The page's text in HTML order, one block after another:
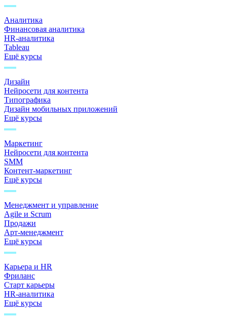
Аналитика
Финансовая аналитика
HR-аналитика
Tableau
Ещё курсы
Дизайн
Нейросети для контента
Типографика
Дизайн мобильных приложений
Ещё курсы
Маркетинг
Нейросети для контента
SMM
Контент-маркетинг
Ещё курсы
Менеджмент и управление
Agile и Scrum
Продажи
Арт-менеджмент
Ещё курсы
Карьера и HR
Фриланс
Старт карьеры
HR-аналитика
Ещё курсы